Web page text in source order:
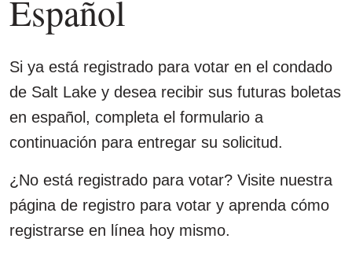
Español
Si ya está registrado para votar en el condado
de Salt Lake y desea recibir sus futuras boletas
en español, completa el formulario a
continuación para entregar su solicitud.
¿No está registrado para votar? Visite nuestra
página de registro para votar y aprenda cómo
registrarse en línea hoy mismo.